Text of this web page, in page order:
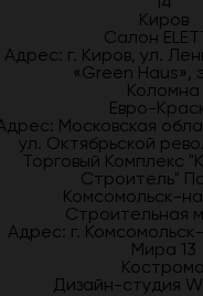
Киров
Салон
Адрес: г. Киров, ул.
«Green Haus»,
Коломна
Евро-
Московская
ул. Октябрьской
Торговый Комплекс
Строитель"
Комсомольск-
Строительная
Адрес: г.
Мира 13
Кострома
Дизайн-студия